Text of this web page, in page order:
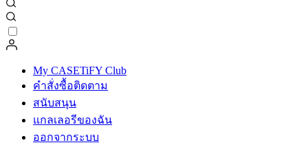
My CASETiFY Club
คำสั่งซื้อติดตาม
สนับสนุน
แกลเลอรีของฉัน
ออกจากระบบ